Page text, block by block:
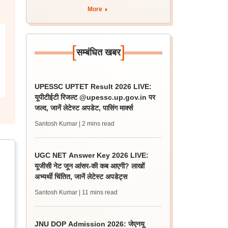
More
[सम्बंधित खबर]
UPESSC UPTET Result 2026 LIVE:
यूपीटीईटी रिजल्ट @upessc.up.gov.in पर
जल्द, जानें लेटेस्ट अपडेट, पासिंग मार्क्स
Santosh Kumar | 2 mins read
UGC NET Answer Key 2026 LIVE:
यूजीसी नेट जून आंसर-की कब आएगी? लाखों
अभ्यर्थी चिंतित, जानें लेटेस्ट अपडेट्स
Santosh Kumar | 11 mins read
JNU DOP Admission 2026: जेएनयू